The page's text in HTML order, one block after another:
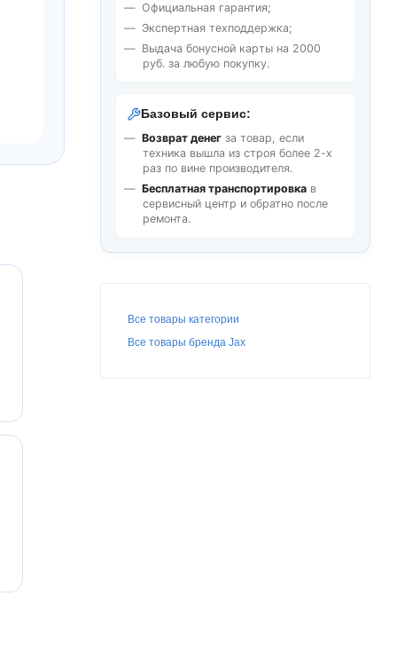
Официальная гарантия;
Экспертная техподдержка;
Выдача бонусной карты на 2000
руб. за любую покупку.
Базовый сервис:
Возврат денег за товар, если
техника вышла из строя более 2-х
раз по вине производителя.
Бесплатная транспортировка в
сервисный центр и обратно после
ремонта.
Все товары категории
Все товары бренда Jax